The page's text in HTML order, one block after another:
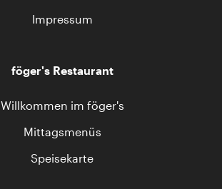
Impressum
föger's Restaurant
Willkommen im föger's
Mittagsmenüs
Speisekarte